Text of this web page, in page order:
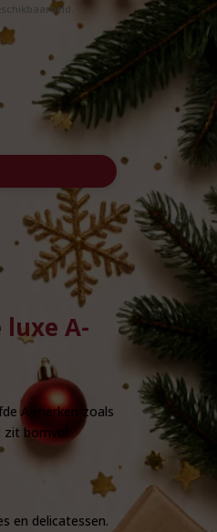
A-
A-merken zoals
zit bomvol
en delicatessen.